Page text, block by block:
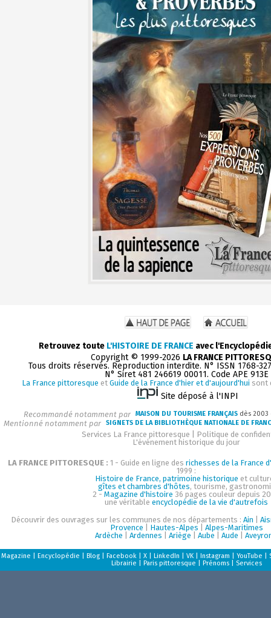
Retrouvez toute L'HISTOIRE DE FRANCE avec
Copyright © 1999-2026 LA FRANCE
Tous droits réservés. Reproduction interdite. N° ISSN 1768-
N° Siret 481 246619 00011. Code APE 913E
La France pittoresque et Guide de la France d'hier et d'aujourd'hui sont
Site déposé à l'INPI
Recommandé notamment par MAISON DU TOURISME FRANÇAIS dès
Mentionné notamment par SIGNETS DE LA BIBLIOTHÈQUE NATIONALE DE
Services La France pittoresque
Politique de
L'événement historique du jour
LA FRANCE PITTORESQUE : 1 - Guide en ligne des richesses de la France
1999 :
Histoire de France, patrimoine historique et
gîtes et chambres d'hôtes, tourisme,
2 - Magazine d'histoire 36 pages couleur depuis
une véritable encyclopédie de la vie d'autrefois
Découvrir des ouvrages sur les communes de nos départements : Ain
Provence
Hautes-Alpes
Alpes-Maritimes
Ardèche
Ardennes Ariège Aube Aude
Magazine Encyclopédie Blog| Facebook| X| LinkedIn VK| Instagram YouTube
Librairie
Paris pittoresque Prénoms| Services